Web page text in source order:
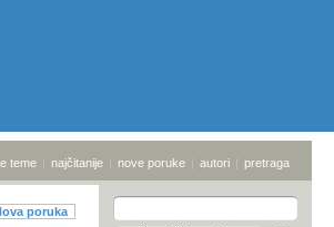
teme | najčitanije | nove poruke | autori | pretraga
poruka